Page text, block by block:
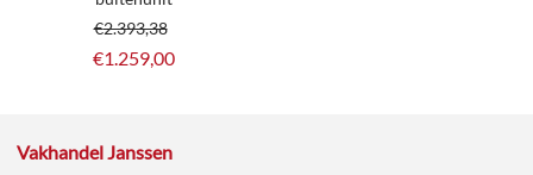
€2.393,38
€1.259,00
Vakhandel Janssen